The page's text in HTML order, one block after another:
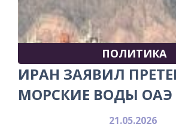
ПОЛИТИКА
ИРАН ЗАЯВИЛ
МОРСКИЕ ВОДЫ ОАЭ
21.05.2026